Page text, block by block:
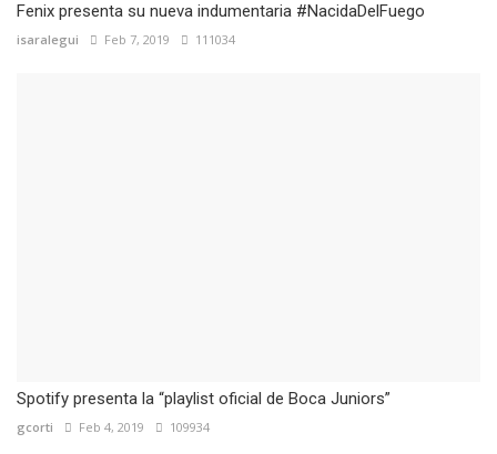
Fenix presenta su nueva indumentaria #NacidaDelFuego
isaralegui Feb 7, 2019 111034
Spotify presenta la “playlist oficial de Boca Juniors”
gcorti Feb 4, 2019 109934